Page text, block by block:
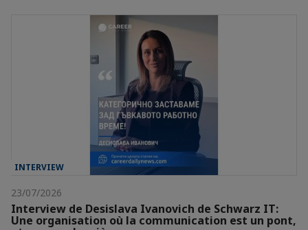
INTERVIEW
23/07/2026
Interview de Desislava Ivanovich de Schwarz IT:
Une organisation où la communication est un pont,